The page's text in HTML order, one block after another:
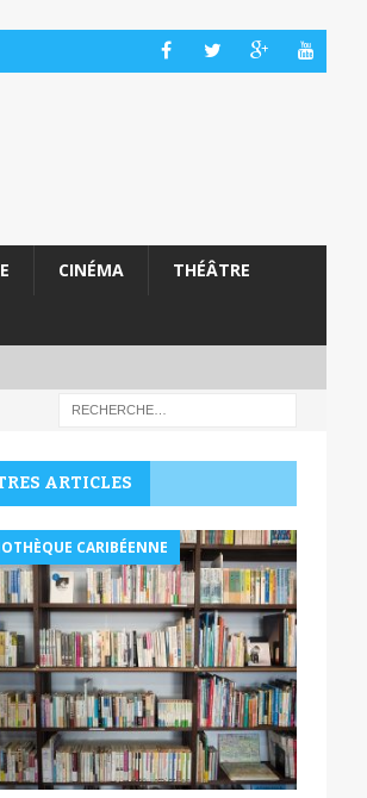
CINÉMA THÉÂTRE
ARTICLES
CARIBÉENNE